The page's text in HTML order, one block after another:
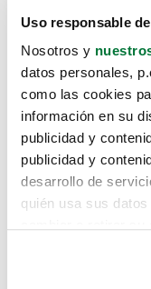
Uso responsable
Nosotros y
datos personales,
como las cookies
información en su
publicidad y
publicidad y
desarrollo de
quién usa sus
Lo
te hemos
Pero puedes
buscando en